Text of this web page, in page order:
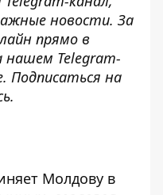
новости. За
прямо в
нашем Telegram-
. Подписаться на
.
Молдову в